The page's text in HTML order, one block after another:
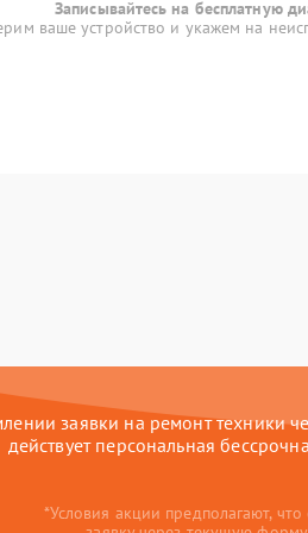
Записывайтесь на бесплатную
ваше устройство и укажем на
заявки на ремонт техники
действует персональная
*Условия акции предполагают, что